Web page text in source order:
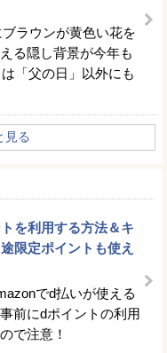
ラウンが黄色い花を
る隠し背景が今年も
「父の日」以外にも
見る
を利用する方法＆キ
限定ポイントも使え
でd払いが使える
前にdポイントの利用
で注意！